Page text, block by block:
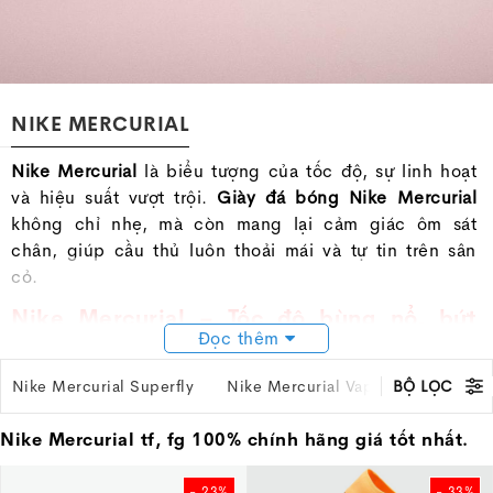
NIKE MERCURIAL
Nike Mercurial là biểu tượng của tốc độ, sự linh hoạt
và hiệu suất vượt trội. Giày đá bóng Nike Mercurial
không chỉ nhẹ, mà còn mang lại cảm giác ôm sát
chân, giúp cầu thủ luôn thoải mái và tự tin trên sân
cỏ.
Nike Mercurial – Tốc độ bùng nổ, bứt
phá mọi giới hạn!
Các dòng Nike Mercurial nổi bật
Collar, cổ thun co giãn ôm sát mắt cá chân.
: Phiên bản cổ thấp, mang đến sự
Đọc thêm
Nike Mercurial Superfly Nike Mercurial Vapor Nike
BỘ LỌC
Nike Mercurial tf, fg 100% chính hãng giá tốt nhất.